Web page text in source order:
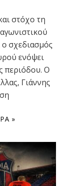
στόχο τη
σχεδιασμός
ενόψει
περιόδου. Ο
Γιάννης
»